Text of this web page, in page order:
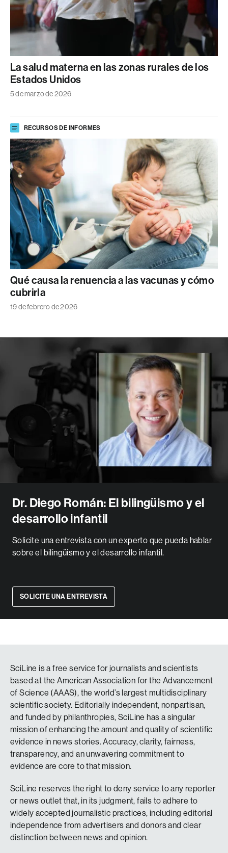
La salud materna en las zonas rurales de los
Estados Unidos
5 de marzo de 2026
RECURSOS DE INFORMES
Qué causa la renuencia a las vacunas y cómo
cubrirla
19 de febrero de 2026
Dr. Diego Román: El bilingüismo y el
desarrollo infantil
Solicite una entrevista con un experto que pueda hablar
sobre el bilingüismo y el desarrollo infantil.
SOLICITE UNA ENTREVISTA
SciLine is a free service for journalists and scientists
based at the American Association for the Advancement
of Science (AAAS), the world’s largest multidisciplinary
scientific society. Editorially independent, nonpartisan,
and funded by philanthropies, SciLine has a singular
mission of enhancing the amount and quality of scientific
evidence in news stories. Accuracy, clarity, fairness,
transparency, and an unwavering commitment to
evidence are core to that mission.
SciLine reserves the right to deny service to any reporter
or news outlet that, in its judgment, fails to adhere to
widely accepted journalistic practices, including editorial
independence from advertisers and donors and clear
distinction between news and opinion.